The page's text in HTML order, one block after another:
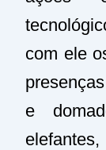
com ele
e